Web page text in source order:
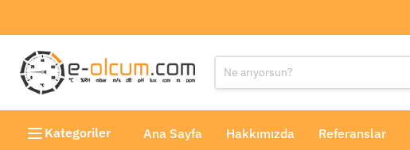
Kategoriler
Ana Sayfa Hakkımızda Referanslar